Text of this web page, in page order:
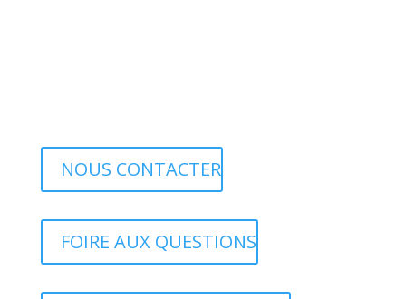
NOUS CONTACTER
FOIRE AUX QUESTIONS